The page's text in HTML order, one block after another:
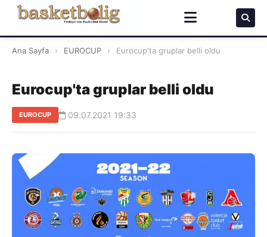
Ana Sayfa › EUROCUP › Eurocup'ta gruplar belli oldu
Eurocup'ta gruplar belli oldu
EUROCUP 09.07.2021 19:33